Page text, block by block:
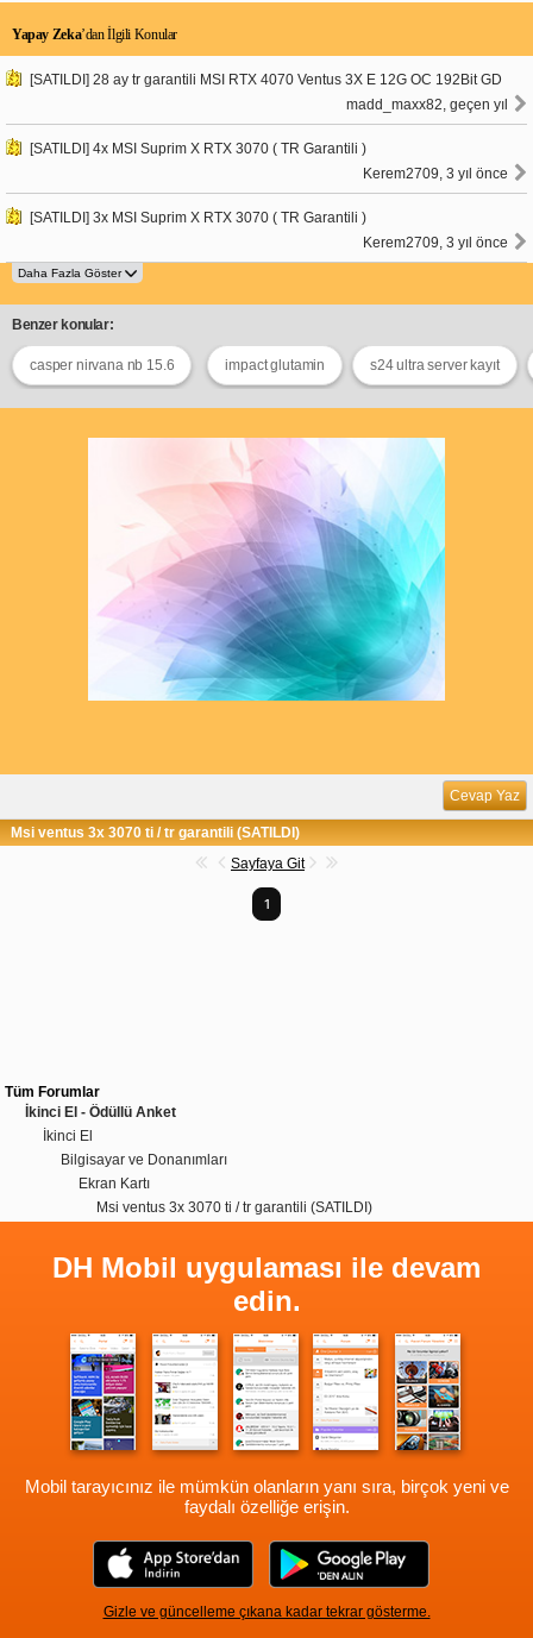
Yapay Zeka’dan İlgili Konular
[SATILDI] 28 ay tr garantili MSI RTX 4070 Ventus 3X E 12G OC 192Bit GD
madd_maxx82, geçen yıl
[SATILDI] 4x MSI Suprim X RTX 3070 ( TR Garantili )
Kerem2709, 3 yıl önce
[SATILDI] 3x MSI Suprim X RTX 3070 ( TR Garantili )
Kerem2709, 3 yıl önce
Benzer konular:
casper nirvana nb 15.6 impact glutamin s24 ultra server kayıt
Cevap Yaz
Msi ventus 3x 3070 ti / tr garantili (SATILDI)
Sayfaya Git
1
Tüm Forumlar
İkinci El - Ödüllü Anket
İkinci El
Bilgisayar ve Donanımları
Ekran Kartı
Msi ventus 3x 3070 ti / tr garantili (SATILDI)
DH Mobil uygulaması ile devam
edin.
Mobil tarayıcınız ile mümkün olanların yanı sıra, birçok yeni ve
faydalı özelliğe erişin.
Gizle ve güncelleme çıkana kadar tekrar gösterme.